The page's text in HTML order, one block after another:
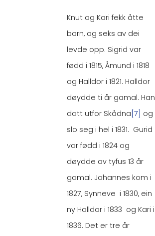
Knut og Kari fekk åtte
born, og seks av dei
levde opp. Sigrid var
fødd i 1815, Åmund i 1818
og Halldor i 1821. Halldor
døydde ti år gamal. Han
datt utfor Skådna [7] og
slo seg i hel i 1831. Gurid
var fødd i 1824 og
døydde av tyfus 13 år
gamal. Johannes kom i
1827, Synneve i 1830, ein
ny Halldor i 1833 og Kari i
1836. Det er tre år